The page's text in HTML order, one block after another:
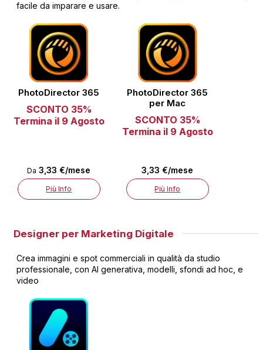
facile da imparare e usare.
PhotoDirector 365
SCONTO 35%
Termina il 9 Agosto
Da 3,33 €/mese
Più Info
PhotoDirector 365
per Mac
SCONTO 35%
Termina il 9 Agosto
3,33 €/mese
Più Info
Designer per Marketing Digitale
Crea immagini e spot commerciali in qualità da studio
professionale, con AI generativa, modelli, sfondi ad hoc, e
video